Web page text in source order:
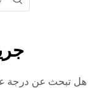
هل تبحث عن درجة